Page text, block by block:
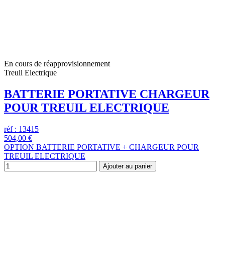
En cours de réapprovisionnement
Treuil Electrique
BATTERIE PORTATIVE CHARGEUR
POUR TREUIL ELECTRIQUE
réf : 13415
504,00 €
OPTION BATTERIE PORTATIVE + CHARGEUR POUR
TREUIL ELECTRIQUE
Ajouter au panier